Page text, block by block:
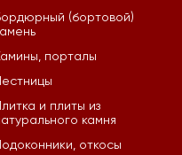
(бортовой)
порталы
Плитка и плиты из
камня
Подоконники, откосы